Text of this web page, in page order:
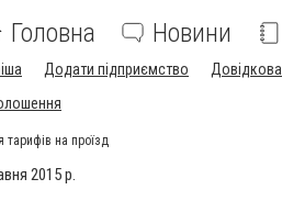
Головна Новини
Додати підприємство Довідкова
тарифів на проїзд
2015 р.